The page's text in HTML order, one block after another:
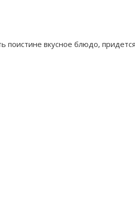
поистине вкусное блюдо,